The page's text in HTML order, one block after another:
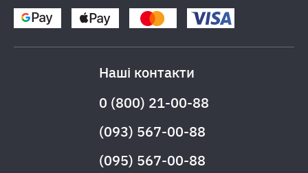
Наші контакти
0 (800) 21-00-88
(093) 567-00-88
(095) 567-00-88